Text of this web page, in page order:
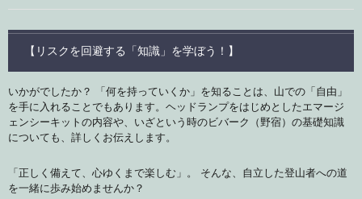
【リスクを回避する「知識」を学ぼう！】
いかがでしたか？ 「何を持っていくか」を知ることは、山での「自由」
を手に入れることでもあります。ヘッドランプをはじめとしたエマージ
ェンシーキットの内容や、いざという時のビバーク（野宿）の基礎知識
についても、詳しくお伝えします。
「正しく備えて、心ゆくまで楽しむ」。 そんな、自立した登山者への道
を一緒に歩み始めませんか？